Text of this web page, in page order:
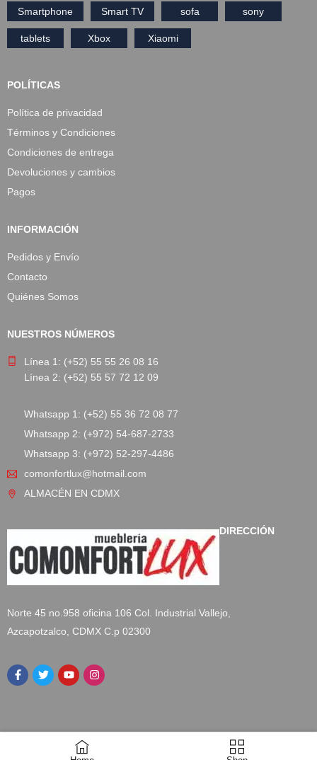
Smartphone Smart TV sofa sony
tablets Xbox Xiaomi
POLÍTICAS
Política de privacidad
Términos y Condiciones
Condiciones de entrega
Devoluciones y cambios
Pagos
INFORMACIÓN
Pedidos y Envío
Contacto
Quiénes Somos
NUESTROS NÚMEROS
Línea 1: (+52) 55 55 26 08 16
Línea 2: (+52) 55 57 72 12 09
Whatsapp 1: (+52) 55 36 72 08 77
Whatsapp 2: (+972) 54-687-2733
Whatsapp 3: (+972) 52-297-4486
comonfortlux@hotmail.com
ALMACÉN EN CDMX
DIRECCIÓN
Norte 45 no.958 oficina 106 Col. Industrial Vallejo,
Azcapotzalco, CDMX C.p 02300